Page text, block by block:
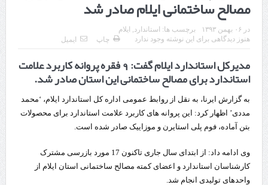
قدردانی وزیر میراث فرهنگی، گردشگری و صنایع دستی از استاندار اردبیل
استاندار اردبیل در دیدار دبیر شورای‌عالی مناطق آزاد و ویژه اقتصادی:
راه‌اندازی کامل منطقه آزاد اردبیل-بیله‌سوار و منطقه ویژه اقتصادی نمین تسریع
شود
در دیدار استاندار اردبیل و مدیرعامل بانک سینا محقق شد؛
تخصیص ۳۰۰میلیارد تومان برای تکمیل بزرگراه اردبیل-سرچم
کشف ۱۱ قبضه سلاح کلت کمری توسط مرزبانان هنگ مرزی ارومیه
رئیس سازمان راهداری:
مصالح ساختمانی ایلام صادر شد
در ۰۶ بهمن ۱۳۹۳ برچسب ها: استاندارد, ایلام
هنوز دیدگاهی برای این نوشته وجود ندارد
چاپ ایمیل
مدیرکل استاندارد ایلام گفت: 9 فقره پروانه کاربرد علامت
استاندارد برای مصالح ساختمانی این استان صادر شد.
به گزارش ایرنا، به نقل از روابط عمومی اداره کل استاندارد ایلام، ‘محمد
مددی’ اظهار کرد: این پروانه های کاربرد علامت استاندارد برای محصولات
بتن آماده، فوم پلی استایرن و موزاییک صادر شده است.
وی ادامه داد: از ابتدای سال جاری تاکنون 17 مورد بازرسی مشترک
کارشناسان استاندارد و اعضای کمته مصالح ساختمانی استان ایلام از
واحدهای تولیدی انجام شد.